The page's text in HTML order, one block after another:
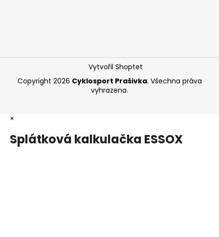
Vytvořil Shoptet
Copyright 2026 Cyklosport Prašivka. Všechna práva
vyhrazena.
×
Splátková kalkulačka ESSOX